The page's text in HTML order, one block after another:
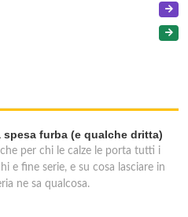
furba (e qualche dritta)
per chi le calze le porta tutti i
e fine serie, e su cosa lasciare in
ne sa qualcosa.